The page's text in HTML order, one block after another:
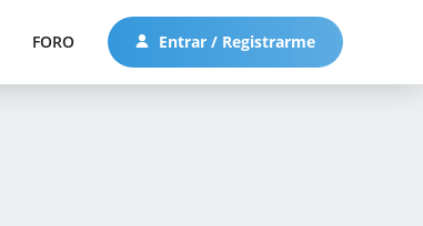
FORO Entrar / Registrarme